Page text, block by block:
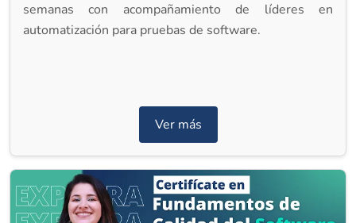
semanas con acompañamiento de líderes en
automatización para pruebas de software.
Ver más